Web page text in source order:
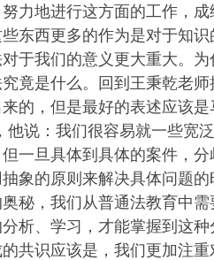
力地进行这方面的工作，
东西更多的作为是对于知
于我们的意义更大重大。
竟是什么。回到王秉乾老
的，但是最好的表述应该
他说：我们很容易就一些宽
一旦具体到具体的案件，
象的原则来解决具体问题
秘，我们从普通法教育中
析、学习，才能掌握到这
共识应该是，我们更加注